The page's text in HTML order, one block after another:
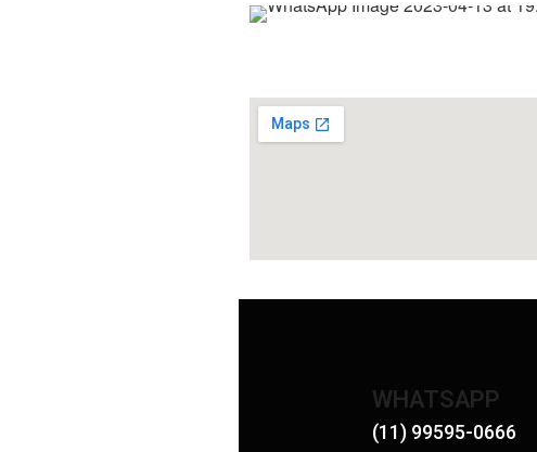
WHATSAPP
(11) 99595-0666